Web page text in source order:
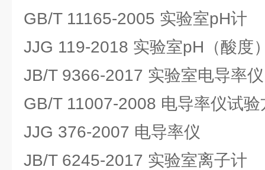
GB/T 11165-2005 实验室pH计
JJG 119-2018 实验室pH（酸度
JB/T 9366-2017 实验室电导率仪
GB/T 11007-2008 电导率仪试验
JJG 376-2007 电导率仪
JB/T 6245-2017 实验室离子计